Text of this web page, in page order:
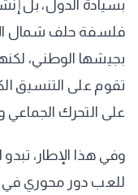
بسيادة الدول، بل
فلسفة حلف شمال
بجيشها الوطني،
تقوم على التنسيق
على التحرك الجماعي
وفي هذا الإطار،
للعب دور محوري